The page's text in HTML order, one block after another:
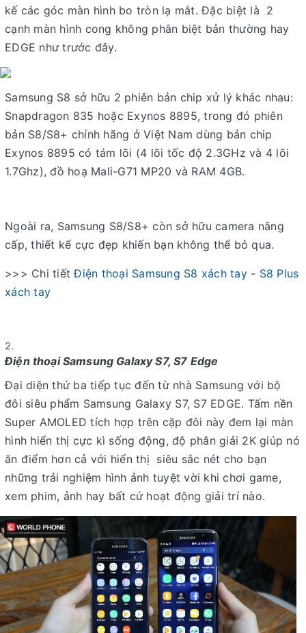
kế các góc màn hình bo tròn lạ mắt. Đặc biệt là 2
cạnh màn hình cong không phân biệt bản thường hay
EDGE như trước đây.
Samsung S8 sở hữu 2 phiên bản chip xử lý khác nhau:
Snapdragon 835 hoặc Exynos 8895, trong đó phiên
bản S8/S8+ chính hãng ở Việt Nam dùng bản chip
Exynos 8895 có tám lõi (4 lõi tốc độ 2.3GHz và 4 lõi
1.7Ghz), đồ hoạ Mali-G71 MP20 và RAM 4GB.
Ngoài ra, Samsung S8/S8+ còn sở hữu camera nâng
cấp, thiết kế cực đẹp khiến bạn không thể bỏ qua.
>>> Chi tiếtĐiện thoại Samsung S8 xách tay- S8 Plus
xách tay
Điện thoại Samsung Galaxy S7, S7 Edge
Đại diện thứ ba tiếp tục đến từ nhà Samsung với bộ
đôi siêu phẩm Samsung Galaxy S7, S7 EDGE. Tấm nền
Super AMOLED tích hợp trên cặp đôi này đem lại màn
hình hiển thị cực kì sống động, độ phân giải 2K giúp nó
ăn điểm hơn cả với hiển thị siêu sắc nét cho bạn
những trải nghiệm hình ảnh tuyệt vời khi chơi game,
xem phim, ảnh hay bất cứ hoạt động giải trí nào.